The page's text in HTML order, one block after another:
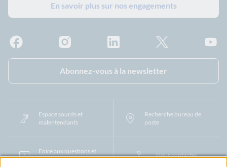
En savoir plus sur nos engagements
Abonnez-vous à la newsletter
Espace sourds et
malentendants
Recherche bureau de
poste
Foire aux questions et
centre d'aide
Nous contacter